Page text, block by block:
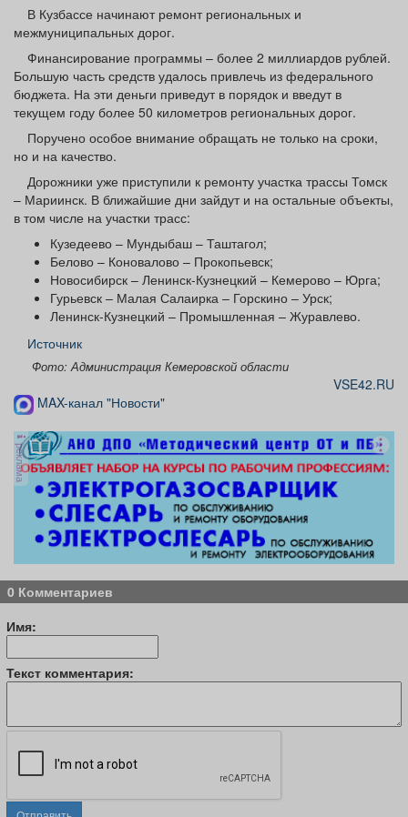
Афиша Обучение Проекты
Товары Поздравления Погода
ТВ программа Я - пенсионер
В Кузбассе начинают ремонт региональных и
межмуниципальных дорог.
Финансирование программы – более 2 миллиардов рублей.
Большую часть средств удалось привлечь из федерального
бюджета. На эти деньги приведут в порядок и введут в
текущем году более 50 километров региональных дорог.
Поручено особое внимание обращать не только на сроки,
но и на качество.
Дорожники уже приступили к ремонту участка трассы Томск
– Мариинск. В ближайшие дни зайдут и на остальные объекты,
в том числе на участки трасс:
Кузедеево – Мундыбаш – Таштагол;
Белово – Коновалово – Прокопьевск;
Новосибирск – Ленинск-Кузнецкий – Кемерово – Юрга;
Гурьевск – Малая Салаирка – Горскино – Урск;
Ленинск-Кузнецкий – Промышленная – Журавлево.
Источник
Фото: Администрация Кемеровской области
VSE42.RU
MAX-канал "Новости"
реклама
0 Комментариев
Имя:
Текст комментария: